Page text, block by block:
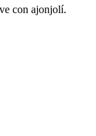
con ajonjolí.